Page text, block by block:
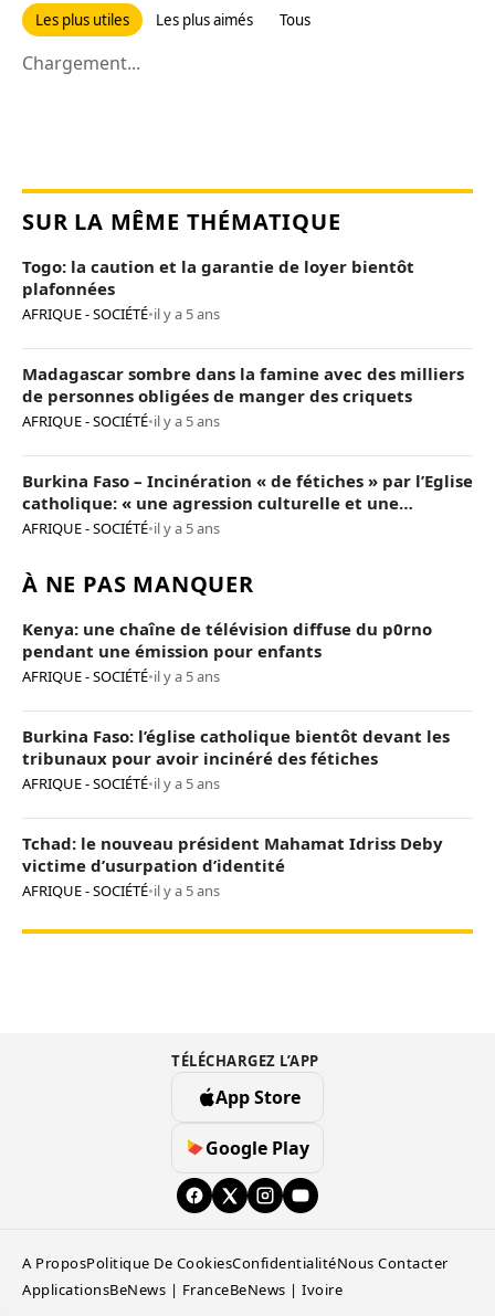
Les plus utiles Les plus aimés Tous
Chargement...
SUR LA MÊME THÉMATIQUE
Togo: la caution et la garantie de loyer bientôt
plafonnées
AFRIQUE - SOCIÉTÉ•il y a 5 ans
Madagascar sombre dans la famine avec des milliers
de personnes obligées de manger des criquets
AFRIQUE - SOCIÉTÉ•il y a 5 ans
Burkina Faso – Incinération « de fétiches » par l’Eglise
catholique: « une agression culturelle et une
provocation de trop »
AFRIQUE - SOCIÉTÉ•il y a 5 ans
À NE PAS MANQUER
Kenya: une chaîne de télévision diffuse du p0rno
pendant une émission pour enfants
AFRIQUE - SOCIÉTÉ•il y a 5 ans
Burkina Faso: l’église catholique bientôt devant les
tribunaux pour avoir incinéré des fétiches
AFRIQUE - SOCIÉTÉ•il y a 5 ans
Tchad: le nouveau président Mahamat Idriss Deby
victime d’usurpation d’identité
AFRIQUE - SOCIÉTÉ•il y a 5 ans
TÉLÉCHARGEZ L’APP
App Store
Google Play
A ProposPolitique De CookiesConfidentialitéNous Contacter
ApplicationsBeNews | FranceBeNews | Ivoire